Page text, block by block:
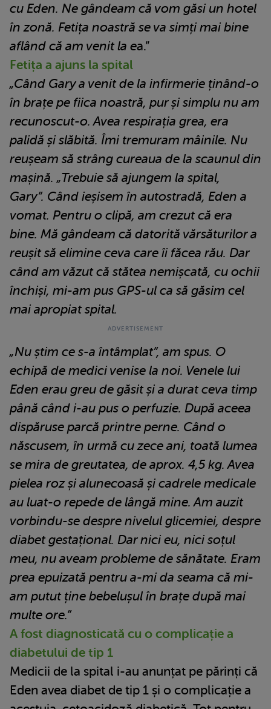
cu Eden. Ne gândeam că vom găsi un hotel
în zonă. Fetița noastră se va simți mai bine
aflând că am venit la ea.”
Fetița a ajuns la spital
„Când Gary a venit de la infirmerie ținând-o
în brațe pe fiica noastră, pur și simplu nu am
recunoscut-o. Avea respirația grea, era
palidă și slăbită. Îmi tremuram mâinile. Nu
reușeam să strâng cureaua de la scaunul din
mașină. „Trebuie să ajungem la spital,
Gary”. Când ieșisem în autostradă, Eden a
vomat. Pentru o clipă, am crezut că era
bine. Mă gândeam că datorită vărsăturilor a
reușit să elimine ceva care îi făcea rău. Dar
când am văzut că stătea nemișcată, cu ochii
închiși, mi-am pus GPS-ul ca să găsim cel
mai apropiat spital.
„Nu știm ce s-a întâmplat”, am spus. O
echipă de medici venise la noi. Venele lui
Eden erau greu de găsit și a durat ceva timp
până când i-au pus o perfuzie. După aceea
dispăruse parcă printre perne. Când o
născusem, în urmă cu zece ani, toată lumea
se mira de greutatea, de aprox. 4,5 kg. Avea
pielea roz și alunecoasă și cadrele medicale
au luat-o repede de lângă mine. Am auzit
vorbindu-se despre nivelul glicemiei, despre
diabet gestațional. Dar nici eu, nici soțul
meu, nu aveam probleme de sănătate. Eram
prea epuizată pentru a-mi da seama că mi-
am putut ține bebelușul în brațe după mai
multe ore.”
A fost diagnosticată cu o complicație a
diabetului de tip 1
Medicii de la spital i-au anunțat pe părinți că
Eden avea diabet de tip 1 și o complicație a